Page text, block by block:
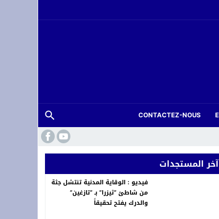
CONTACTEZ-NOUS
آخر المستجدات
فيديو : الوقاية المدنية تنتشل جثة
من شاطئ “ثيزرا” بـ “تازغين”
والدرك يفتح تحقيقاً